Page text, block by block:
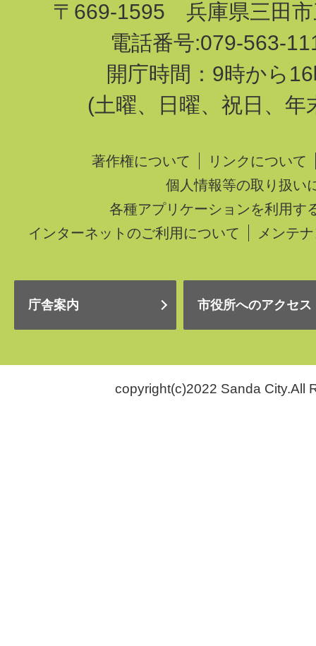
〒669-1595 兵庫県三田市
電話番号:079-563-
開庁時間：9時から
(土曜、日曜、祝日、年
著作権について
リンクについて
個人情報等の取り扱い
各種アプリケーションを利用す
インターネットのご利用について
メンテ
庁舎案内 市役所へのアクセス
copyright(c)2022 Sanda City.All